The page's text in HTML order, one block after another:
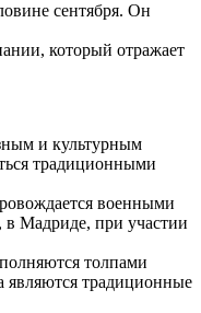
сентября. Он
который отражает
и культурным
традиционными
военными
в Мадриде, при участии
толпами
являются традиционные